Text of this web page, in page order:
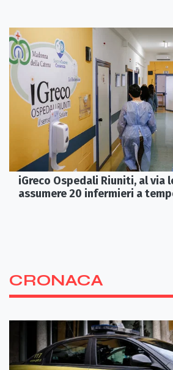
iGreco Ospedali Riuniti, al via
assumere 20 infermieri a
CRONACA